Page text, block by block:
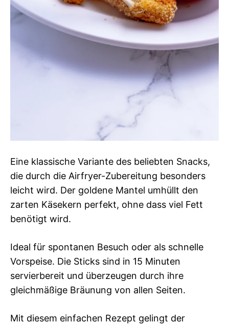
Eine klassische Variante des beliebten Snacks,
die durch die Airfryer-Zubereitung besonders
leicht wird. Der goldene Mantel umhüllt den
zarten Käsekern perfekt, ohne dass viel Fett
benötigt wird.
Ideal für spontanen Besuch oder als schnelle
Vorspeise. Die Sticks sind in 15 Minuten
servierbereit und überzeugen durch ihre
gleichmäßige Bräunung von allen Seiten.
Mit diesem einfachen Rezept gelingt der